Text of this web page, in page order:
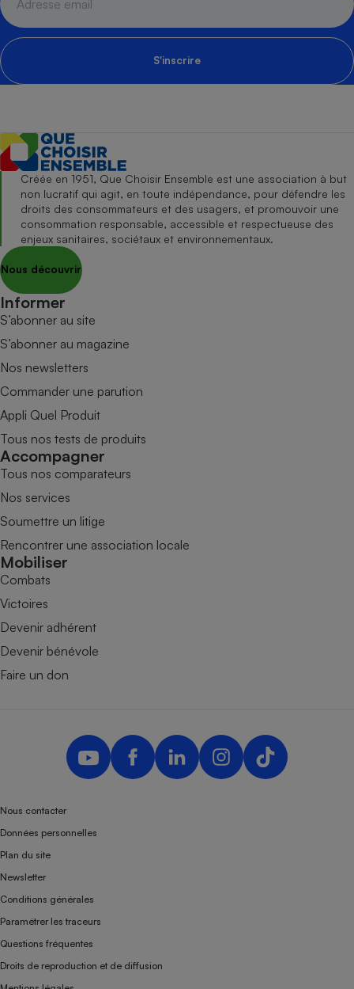
S'inscrire
Créée en 1951, Que Choisir Ensemble est une association à but
non lucratif qui agit, en toute indépendance, pour défendre les
droits des consommateurs et des usagers, et promouvoir une
consommation responsable, accessible et respectueuse des
enjeux sanitaires, sociétaux et environnementaux.
Nous découvrir
Informer
S’abonner au site
S’abonner au magazine
Nos newsletters
Commander une parution
Appli Quel Produit
Tous nos tests de produits
Accompagner
Tous nos comparateurs
Nos services
Soumettre un litige
Rencontrer une association locale
Mobiliser
Combats
Victoires
Devenir adhérent
Devenir bénévole
Faire un don
Nous contacter
Données personnelles
Plan du site
Newsletter
Conditions générales
Paramétrer les traceurs
Questions fréquentes
Droits de reproduction et de diffusion